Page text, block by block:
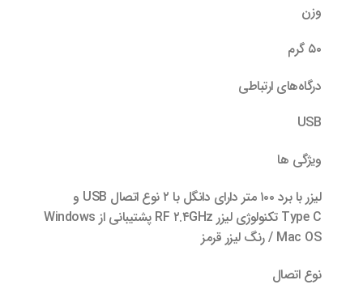
وزن
۵۰ گرم
درگاه‌های ارتباطی
USB
ویژگی ها
لیزر با برد ۱۰۰ متر دارای دانگل با ۲ نوع اتصال USB و
Type C تکنولوژی لیزر RF ۲.۴GHz پشتیبانی از Windows
/ Mac OS رنگ لیزر قرمز
نوع اتصال